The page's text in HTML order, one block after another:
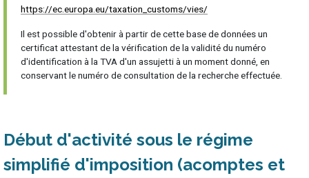
https://ec.europa.eu/taxation_customs/vies/
Il est possible d'obtenir à partir de cette base de données un
certificat attestant de la vérification de la validité du numéro
d'identification à la TVA d'un assujetti à un moment donné, en
conservant le numéro de consultation de la recherche effectuée.
Début d'activité sous le régime
simplifié d'imposition (acomptes et